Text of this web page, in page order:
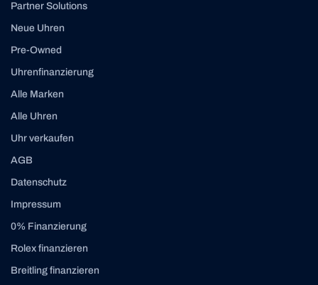
Partner Solutions
Neue Uhren
Pre-Owned
Uhrenfinanzierung
Alle Marken
Alle Uhren
Uhr verkaufen
AGB
Datenschutz
Impressum
0% Finanzierung
Rolex finanzieren
Breitling finanzieren